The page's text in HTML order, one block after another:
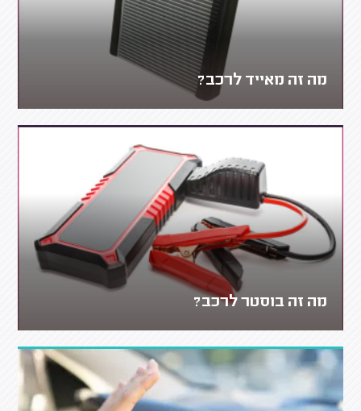
מה זה מאייד לרכב?
מה זה בוסטר לרכב?